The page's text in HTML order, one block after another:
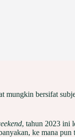
mungkin bersifat
, tahun 2023 ini
ke mana pun